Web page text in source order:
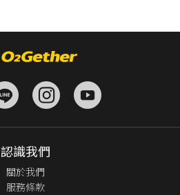
認識我們
關於我們
服務條款